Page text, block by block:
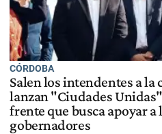
CÓRDOBA
Salen los intendentes a la
lanzan "Ciudades
frente que busca apoyar a
gobernadores